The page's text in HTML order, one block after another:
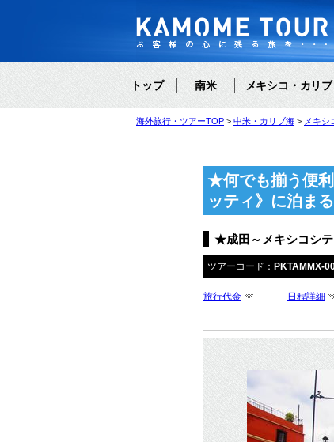
トップ 南米 メキシコ・カリブ
海外旅行・ツアーTOP 中米・カリブ海 メキシ
★何でも揃う便利
ッティ》に泊ま
★成田～メキシコシ
ツアーコード： PKTAMMX-
旅行代金 日程詳細